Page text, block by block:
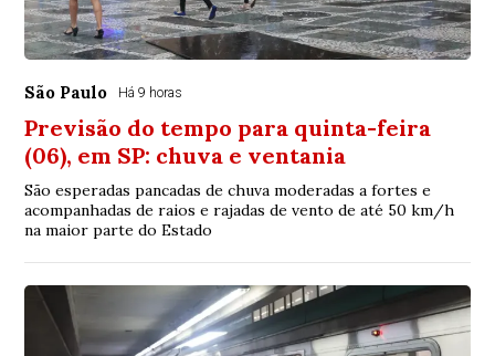
São Paulo Há 9 horas
Previsão do tempo para quinta-feira
(06), em SP: chuva e ventania
São esperadas pancadas de chuva moderadas a fortes e
acompanhadas de raios e rajadas de vento de até 50 km/h
na maior parte do Estado